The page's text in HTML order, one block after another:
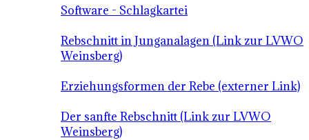
Software - Schlagkartei
Rebschnitt in Junganalagen (Link zur LVWO
Weinsberg)
Erziehungsformen der Rebe (externer Link)
Der sanfte Rebschnitt (Link zur LVWO
Weinsberg)